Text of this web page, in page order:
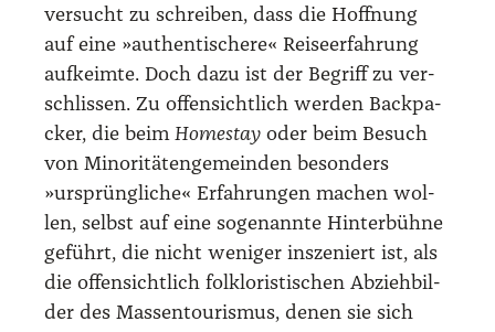
ver­sucht zu schrei­ben, dass die Hoff­nung
auf eine »authen­ti­sche­re« Rei­se­er­fah­rung
auf­keim­te. Doch dazu ist der Begriff zu ver­
schlis­sen. Zu offen­sicht­lich wer­den Back­pa­
cker, die beim Homestay oder beim Besuch
von Mino­ri­tä­ten­ge­mein­den beson­ders
»ursprüng­li­che« Erfah­run­gen machen wol­
len, selbst auf eine soge­nann­te Hin­ter­büh­ne
geführt, die nicht weni­ger insze­niert ist, als
die offen­sicht­lich folk­lo­ris­ti­schen Abzieh­bil­
der des Mas­sen­tou­ris­mus, denen sie sich